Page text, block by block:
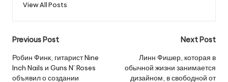
View All Posts
Post
navigation
Previous Post
Робин Финк, гитарист Nine
Inch Nails и Guns N’ Roses
объявил о создании
Next Post
Линн Фишер, которая в
обычной жизни занимается
дизайном, в свободной от